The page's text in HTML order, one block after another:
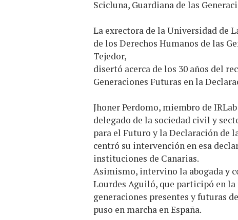
Scicluna, Guardiana de las
La exrectora de la Universidad de
de los Derechos Humanos de las
Tejedor,
disertó acerca de los 30 años del
Generaciones Futuras en la
Jhoner Perdomo, miembro de
delegado de la sociedad civil y
para el Futuro y la Declaración de
centró su intervención en esa
instituciones de Canarias.
Asimismo, intervino la abogada y
Lourdes Aguiló, que participó en la
generaciones presentes y futuras
puso en marcha en España.